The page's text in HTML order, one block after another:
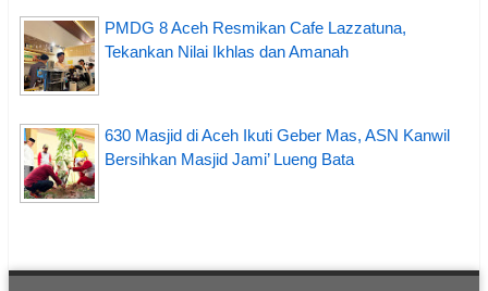
PMDG 8 Aceh Resmikan Cafe Lazzatuna,
Tekankan Nilai Ikhlas dan Amanah
630 Masjid di Aceh Ikuti Geber Mas, ASN Kanwil
Bersihkan Masjid Jami’ Lueng Bata